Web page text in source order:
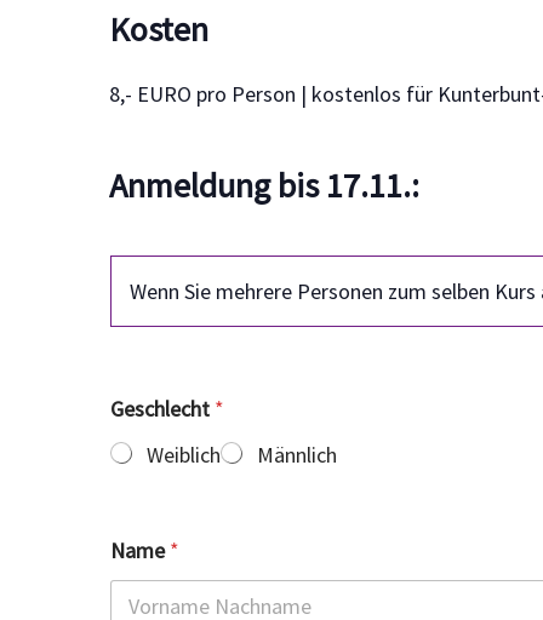
Kosten
8,- EURO pro Person | kostenlos für
Anmeldung bis 17.11.:
*
Wenn Sie mehrere Personen zum selben
Geschlecht *
Weiblich
Männlich
Name*